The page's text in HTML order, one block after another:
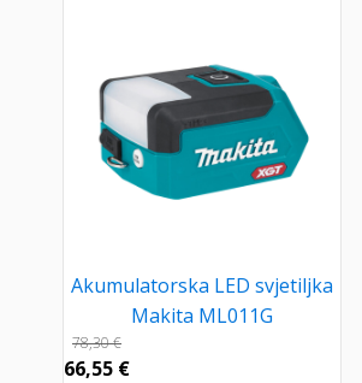
Akumulatorska LED svjetiljka
Makita ML011G
78,30€
66,55 €